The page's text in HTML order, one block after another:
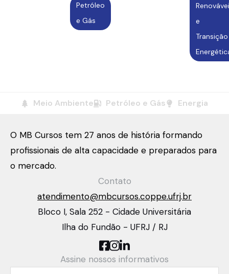
Petróleo
e Gás
e
Transição
Meio Ambiente Petróleo e Gás Energia
O MB Cursos tem 27 anos de história formando
profissionais de alta capacidade e preparados para
o mercado.
Contato
atendimento@mbcursos.coppe.ufrj.br
Bloco I, Sala 252 - Cidade Universitária
Ilha do Fundão - UFRJ / RJ
Assine nossos informativos